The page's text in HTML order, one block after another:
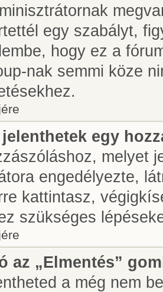
egy szabályt,
hogy ez a
nak semmi köze
egy
melyet
engedélyezte,
kattintasz,
szükséges
az „Elmentés”
a még nem